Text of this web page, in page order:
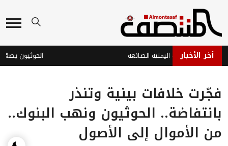
آخر الأخبار
والدبلوماسية اليمنية الضائعة الحوثيون
فجّرت خلافات بينية وتنذر
بانتفاضة.. الحوثيون ونهب البنوك..
من الأموال إلى الأصول